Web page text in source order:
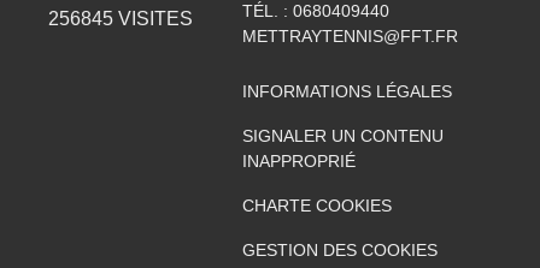
256845 VISITES TÉL. : 0680409440
METTRAYTENNIS@FFT.FR
INFORMATIONS LÉGALES
SIGNALER UN CONTENU
INAPPROPRIÉ
CHARTE COOKIES
GESTION DES COOKIES